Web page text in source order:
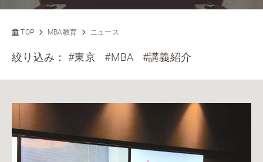
TOP MBA教育 ニュース
絞り込み：#東京 #MBA #講義紹介